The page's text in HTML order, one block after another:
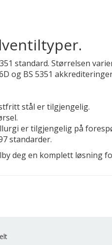
standard. Størrelsen
og BS 5351
stål er tilgjengelig.
er tilgjengelig på
standarder.
deg en komplett løsning